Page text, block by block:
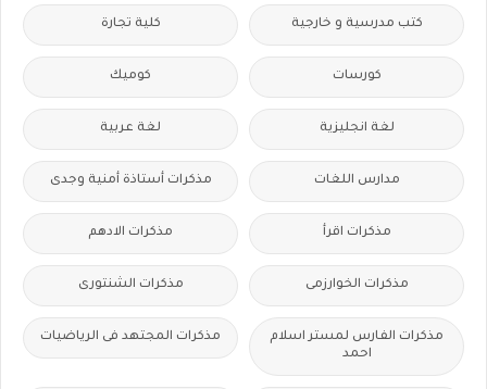
كتب مدرسية و خارجية كلية تجارة
كورسات كوميك
لغة انجليزية لغة عربية
مدارس اللغات مذكرات أستاذة أمنية وجدى
مذكرات اقرأ مذكرات الادهم
مذكرات الخوارزمى مذكرات الشنتورى
مذكرات الفارس لمستر اسلام
احمد
مذكرات المجتهد فى الرياضيات